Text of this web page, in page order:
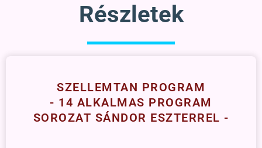
Részletek
SZELLEMTAN PROGRAM
- 14 ALKALMAS PROGRAM
SOROZAT SÁNDOR ESZTERREL -